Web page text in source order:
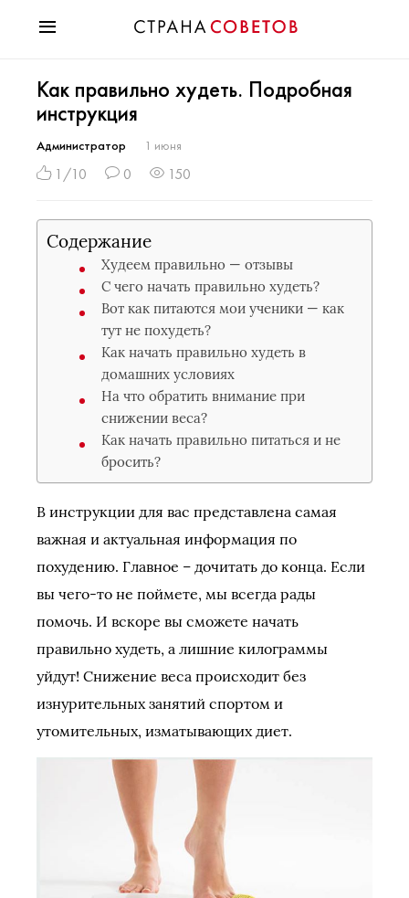
Мода
Звезды
Гороскопы
Здоровье
Хобби
Разное
Праздники
Как правильно худеть. Подробная
инструкция
Администратор 1 июня
1/10 0 150
Содержание
Худеем правильно — отзывы
С чего начать правильно худеть?
Вот как питаются мои ученики — как
тут не похудеть?
Как начать правильно худеть в
домашних условиях
На что обратить внимание при
снижении веса?
Как начать правильно питаться и не
бросить?
В инструкции для вас представлена самая
важная и актуальная информация по
похудению. Главное – дочитать до конца. Если
вы чего-то не поймете, мы всегда рады
помочь. И вскоре вы сможете начать
правильно худеть, а лишние килограммы
уйдут! Снижение веса происходит без
изнурительных занятий спортом и
утомительных, изматывающих диет.